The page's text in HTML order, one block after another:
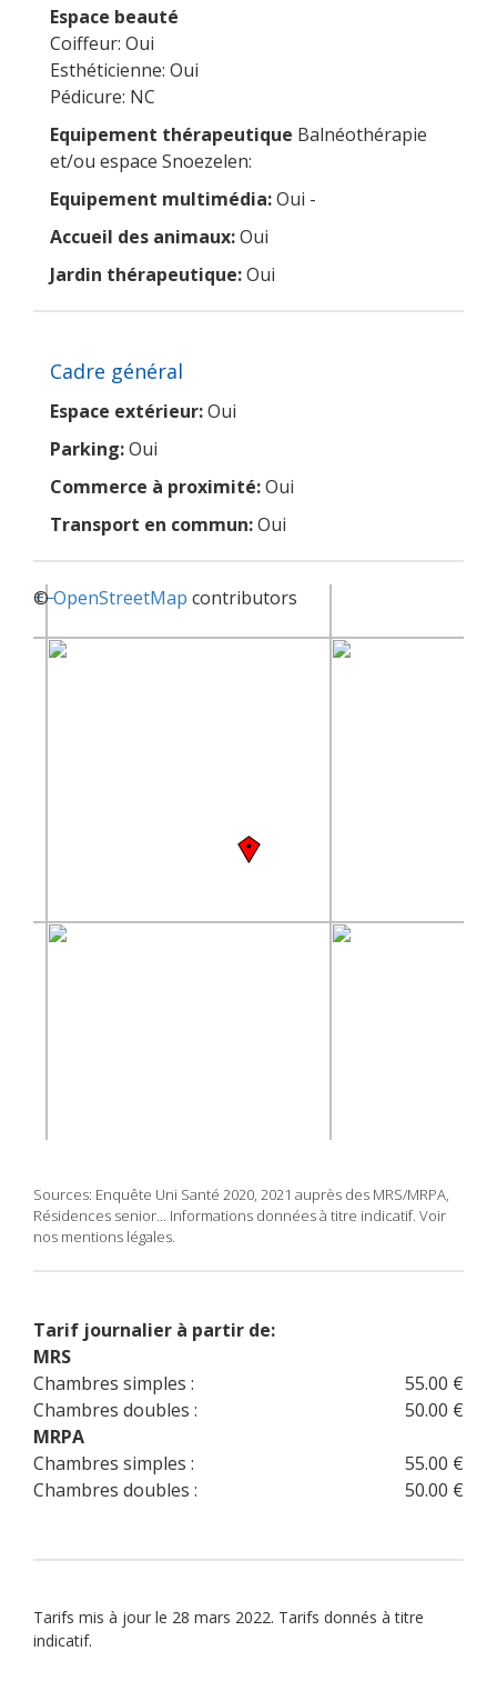
Espace beauté
Coiffeur: Oui
Esthéticienne: Oui
Pédicure: NC
Equipement thérapeutique Balnéothérapie
et/ou espace Snoezelen:
Equipement multimédia:Oui -
Accueil des animaux:Oui
Jardin thérapeutique:Oui
Cadre général
Espace extérieur:Oui
Parking:Oui
Commerce à proximité:Oui
Transport en commun:Oui
+−
©OpenStreetMap contributors
Sources: Enquête Uni Santé 2020, 2021 auprès des MRS/MRPA,
Résidences senior... Informations données à titre indicatif. Voir
nos mentions légales.
Tarif journalier à partir de:
MRS
Chambres simples :
55.00 €
Chambres doubles :
50.00 €
MRPA
Chambres simples :
55.00 €
Chambres doubles :
50.00 €
Tarifs mis à jour le 28 mars 2022. Tarifs donnés à titre
indicatif.